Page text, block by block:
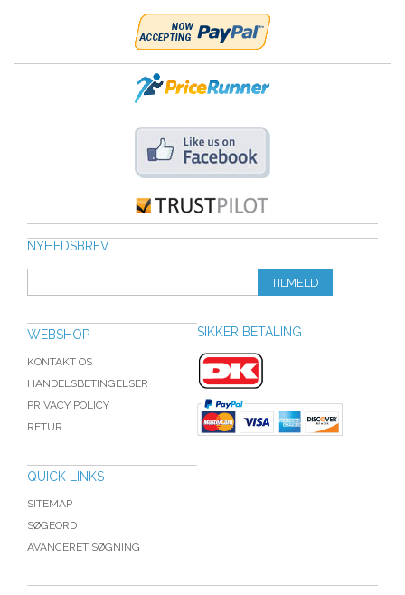
NYHEDSBREV
TILMELD
WEBSHOP
KONTAKT OS
HANDELSBETINGELSER
PRIVACY POLICY
RETUR
QUICK LINKS
SITEMAP
SØGEORD
AVANCERET SØGNING
SIKKER BETALING